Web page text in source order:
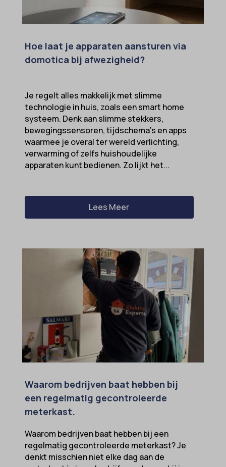
Hoe laat je apparaten aansturen via
domotica bij afwezigheid?
Je regelt alles makkelijk met slimme
technologie in huis, zoals een smart home
systeem. Denk aan slimme stekkers,
bewegingssensoren, tijdschema’s en apps
waarmee je overal ter wereld verlichting,
verwarming of zelfs huishoudelijke
apparaten kunt bedienen. Zo lijkt het...
Lees Meer
Waarom bedrijven baat hebben bij
een regelmatig gecontroleerde
meterkast.
Waarom bedrijven baat hebben bij een
regelmatig gecontroleerde meterkast? Je
denkt misschien niet elke dag aan de